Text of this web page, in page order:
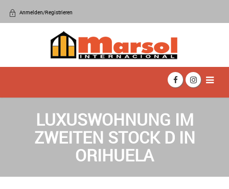
Anmelden/Registrieren
LUXUSWOHNUNG IM
ZWEITEN STOCK D IN
ORIHUELA